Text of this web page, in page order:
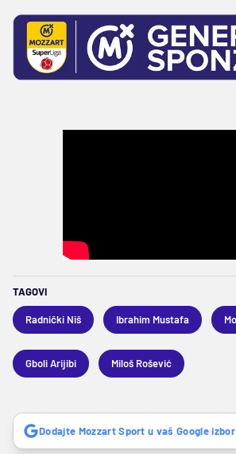
TAGOVI
Radnički Niš Ibrahim Mustafa
Gboli Arijibi Miloš Rošević
Dodajte Mozzart Sport u vaš Google izbor